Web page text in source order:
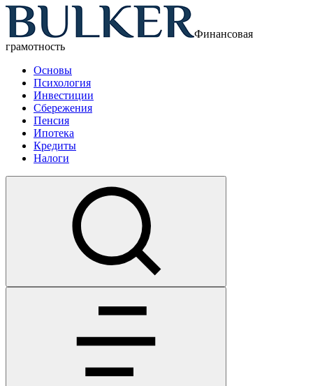
Финансовая
грамотность
Основы
Психология
Инвестиции
Сбережения
Пенсия
Ипотека
Кредиты
Налоги